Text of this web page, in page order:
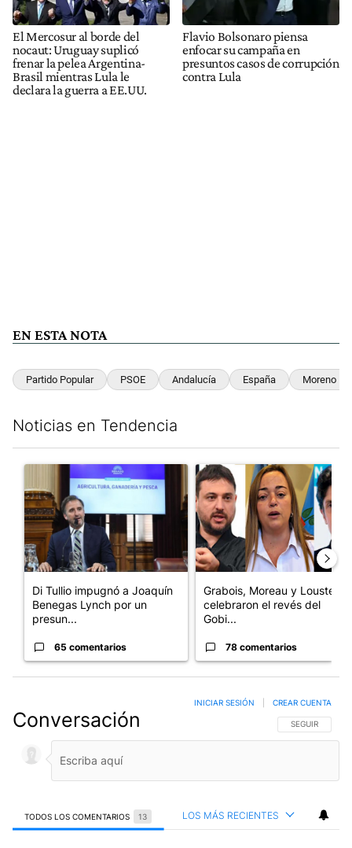
El Mercosur al borde del
nocaut: Uruguay suplicó
frenar la pelea Argentina-
Brasil mientras Lula le
declara la guerra a EE.UU.
Flavio Bolsonaro piensa
enfocar su campaña en
presuntos casos de corrupción
contra Lula
EN ESTA NOTA
Partido Popular PSOE Andalucía España Moreno
Noticias en Tendencia
Un artículo de tendencia con el título "Di Tullio impugnó a
Di Tullio impugnó a Joaquín
Benegas Lynch por un
presun...
65 comentarios
Un artículo de tendencia con
Grabois, Moreau y Lousteau
celebraron el revés del
Gobi...
78 comentarios
Conversación SIGA ESTA
SEGUIR
INICIAR SESIÓN CREAR CUENTA
TODOS LOS COMENTARIOS 13 LOS MÁS RECIENTES